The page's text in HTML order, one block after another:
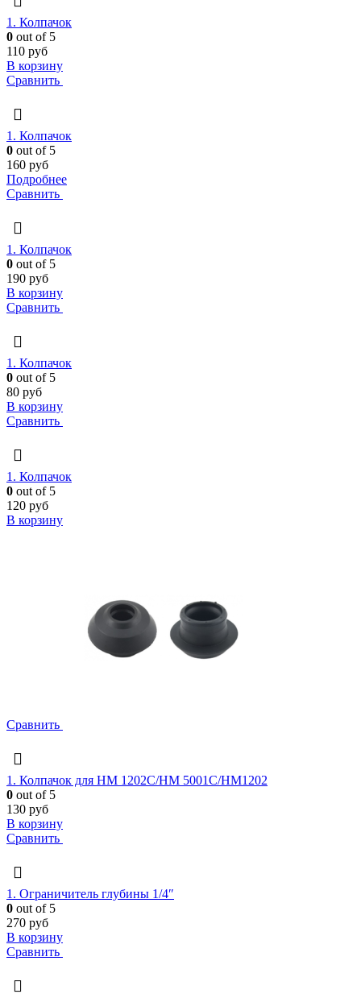
1. Колпачок
0 out of 5
110 руб
В корзину
Сравнить
1. Колпачок
0 out of 5
160 руб
Подробнее
Сравнить
1. Колпачок
0 out of 5
190 руб
В корзину
Сравнить
1. Колпачок
0 out of 5
80 руб
В корзину
Сравнить
1. Колпачок
0 out of 5
120 руб
В корзину
Сравнить
1. Колпачок для HM 1202C/HM 5001C/HM1202
0 out of 5
130 руб
В корзину
Сравнить
1. Ограничитель глубины 1/4″
0 out of 5
270 руб
В корзину
Сравнить